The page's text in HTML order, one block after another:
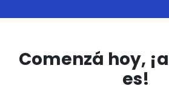
Comenzá hoy,
es!